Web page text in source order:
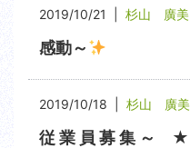
2019/10/21 | 杉山 廣美
感動～
2019/10/18 | 杉山 廣美
従 業 員 募 集 ～ ★